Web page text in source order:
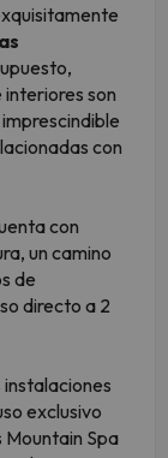
interiores son
con
con
un camino
de
directo a 2
instalaciones
exclusivo
Mountain Spa